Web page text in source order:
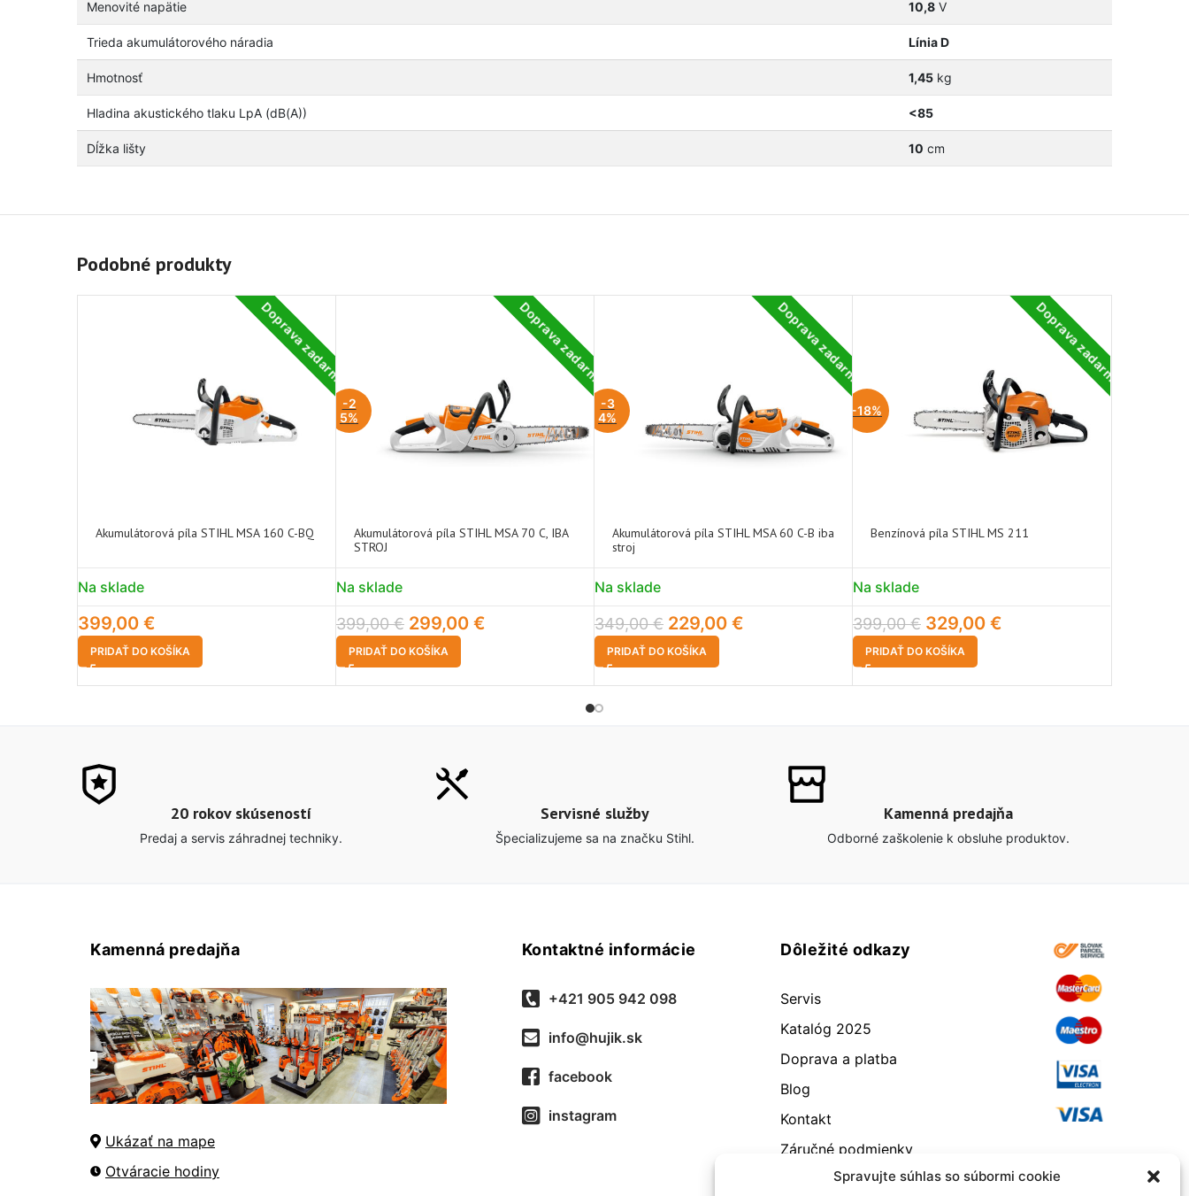
Spravujte súhlas so súbormi cookie
Menovité napätie 10,8V
Trieda akumulátorového náradia Línia D
Hmotnosť 1,45kg
Hladina akustického tlaku LpA (dB(A)) <85
Dĺžka lišty 10 cm
Podobné produkty
Doprava zadarmo
Akumulátorová píla STIHL MSA 160 C-BQ
Na sklade
399,00 €
PRIDAŤ DO KOŠÍKA
Doprava zadarmo
-2
5%
Akumulátorová píla STIHL MSA 70 C, IBA
STROJ
Na sklade
399,00€ 299,00 €
PRIDAŤ DO KOŠÍKA
Doprava zadarmo
-3
4%
Akumulátorová píla STIHL MSA 60 C-B iba
stroj
Na sklade
349,00€ 229,00 €
PRIDAŤ DO KOŠÍKA
Doprava zadarmo
-18%
Benzínová píla STIHL MS 211
Na sklade
399,00€ 329,00 €
PRIDAŤ DO KOŠÍKA
20 rokov skúseností
Predaj a servis záhradnej techniky.
Servisné služby
Špecializujeme sa na značku Stihl.
Kamenná predajňa
Odborné zaškolenie k obsluhe produktov.
Kamenná predajňa
Ukázať na mape
Otváracie hodiny
Kontaktné informácie
+421 905 942 098
info@hujik.sk
facebook
instagram
Dôležité odkazy
Servis
Katalóg 2025
Doprava a platba
Blog
Kontakt
Záručné podmienky
Odstúpenie od zmluvy